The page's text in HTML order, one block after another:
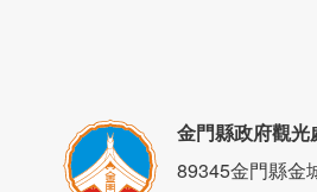
金門縣政府觀光
89345金門縣金